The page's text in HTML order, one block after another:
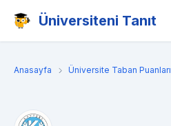
Üniversiteni Tanıt
Anasayfa Üniversite Taban Puanları